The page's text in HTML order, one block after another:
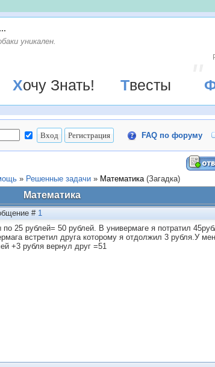
уникален.
Хочу Знать! Твесты
FAQ по форуму
» Решенные задачи » Математика (Загадка)
Математика
# 1
25 рублей= 50 рублей. В универмаге я потратил
встретил друга которому я отдолжил 3 рубля.У
+3 рубля вернул друг =51